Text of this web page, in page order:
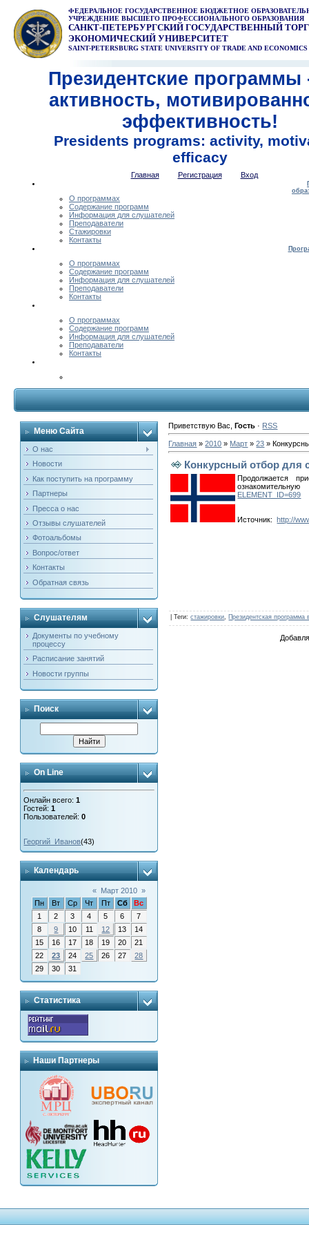
ФЕДЕРАЛЬНОЕ ГОСУДАРСТВЕННОЕ БЮДЖЕТНОЕ
УЧРЕЖДЕНИЕ ВЫСШЕГО ПРОФЕССИОНАЛЬНОГО ОБРАЗОВАНИЯ
САНКТ-ПЕТЕРБУРГСКИЙ ГОСУДАРСТВЕННЫЙ
ЭКОНОМИЧЕСКИЙ УНИВЕРСИТЕТ
SAINT-PETERSBURG STATE UNIVERSITY OF TRADE AND ECONOMICS
Президентские программы
активность,
эффективность!
Presidents programs: activity,
efficacy
Главная Регистрация Вход
О программах
Содержание программ
Информация для слушателей
Преподаватели
Стажировки
Контакты
О программах
Содержание программ
Информация для слушателей
Преподаватели
Контакты
О программах
Содержание программ
Информация для слушателей
Преподаватели
Контакты
Меню Сайта
О нас
Новости
Как поступить на программу
Партнеры
Пресса о нас
Отзывы слушателей
Фотоальбомы
Вопрос/ответ
Контакты
Обратная связь
Слушателям
Документы по учебному
процессу
Расписание занятий
Новости группы
Поиск
On Line
Онлайн всего:1
Гостей:1
Пользователей:0
Георгий_Иванов(43)
Календарь
« Март 2010 »
Пн
Вт Ср Чт Пт Сб
Вс
1
2 3 4 5 6
7
8
9 10 11 12 13
14
15
16 17 18 19 20
21
22
23 24 25 26 27
28
29
30 31
Статистика
Наши Партнеры
Приветствую Вас ,Гость · RSS
Главная »2010 » Март » 23 »
Конкурсный отбор для
Продолжается
ELEMENT_ID=699
Источник: http://
|Теги: стажировки, Президентская программа